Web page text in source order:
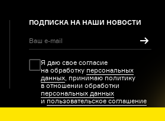
ПОДПИСКА НА НАШИ НОВОСТИ
Я даю свое согласие
на обработку персональных
данных, принимаю политику
в отношении обработки
персональных данных
и пользовательское соглашение